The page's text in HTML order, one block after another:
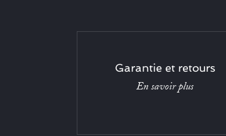
Garantie et retours
En savoir plus